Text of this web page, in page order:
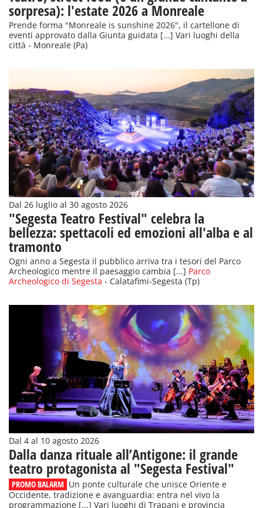
sorpresa): l'estate 2026 a Monreale
Prende forma "Monreale is sunshine 2026", il cartellone di
eventi approvato dalla Giunta guidata [...] Vari luoghi della
città - Monreale (Pa)
Dal 26 luglio al 30 agosto 2026
"Segesta Teatro Festival" celebra la
bellezza: spettacoli ed emozioni all'alba e al
tramonto
Ogni anno a Segesta il pubblico arriva tra i tesori del Parco
Archeologico mentre il paesaggio cambia [...] Parco
Archeologico di Segesta - Calatafimi-Segesta (Tp)
Dal 4 al 10 agosto 2026
Dalla danza rituale all’Antigone: il grande
teatro protagonista al "Segesta Festival"
PROMO BALARM Un ponte culturale che unisce Oriente e
Occidente, tradizione e avanguardia: entra nel vivo la
programmazione [...] Vari luoghi di Trapani e provincia